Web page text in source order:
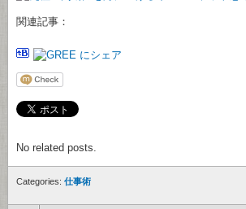
関連記事：
No related posts.
Categories: 仕事術